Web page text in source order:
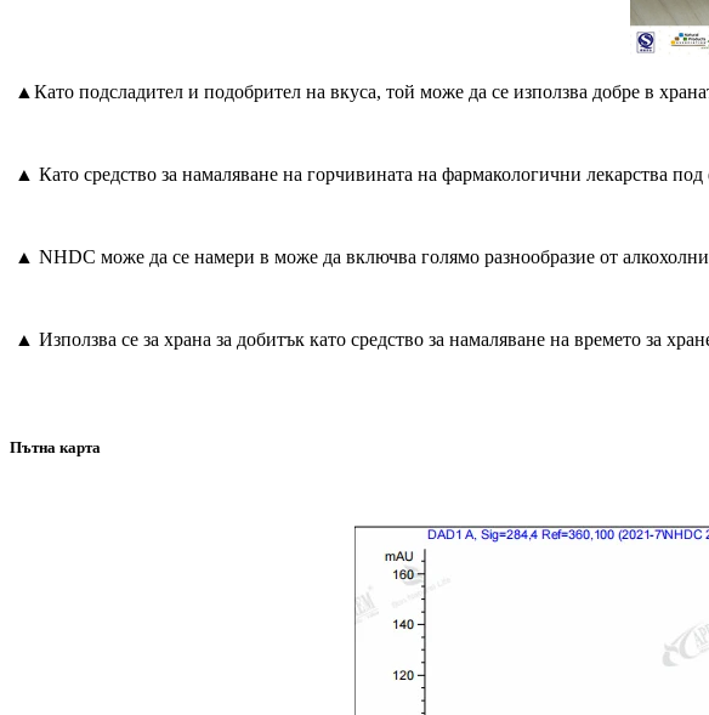
▲Като подсладител и подобрител на вкуса, той може да се използва добре в
▲ Като средство за намаляване на горчивината на фармакологични лекарства под
▲ NHDC може да се намери в може да включва голямо разнообразие от
▲ Използва се за храна за добитък като средство за намаляване на времето за
Пътна карта